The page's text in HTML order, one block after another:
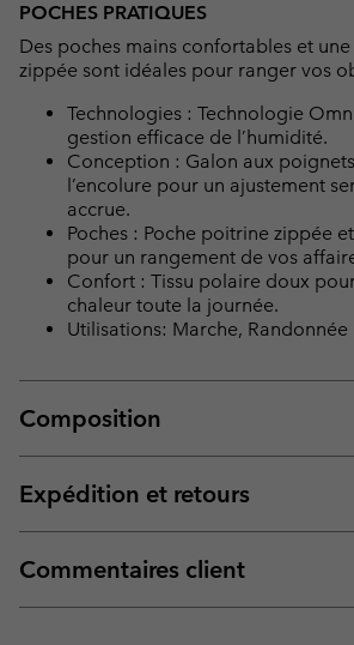
POCHES PRATIQUES
Des poches mains confortables et
zippée sont idéales pour ranger vos
Technologies : Technologie
gestion efficace de l’humidité.
Conception : Galon aux
l’encolure pour un ajustement
accrue.
Poches : Poche poitrine zippée
pour un rangement de vos
Confort : Tissu polaire doux
chaleur toute la journée.
Utilisations: Marche, Randonnée
Composition
Expédition et retours
Commentaires client